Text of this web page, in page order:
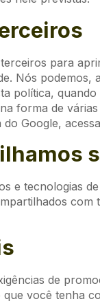
para
Nós podemos,
política,
forma de
do Google,
e tecnologias
de
que você tenha